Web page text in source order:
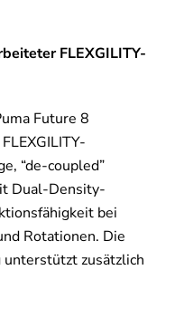
FLEXGILITY-
Future 8
“de-coupled”
Dual-Density-
bei
Rotationen. Die
zusätzlich